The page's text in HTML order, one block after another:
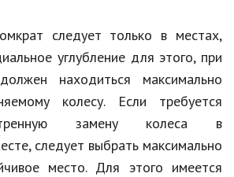
следует только в местах,
углубление для этого, при
находиться максимально
колесу. Если требуется
замену колеса в
следует выбрать максимально
место. Для этого имеется